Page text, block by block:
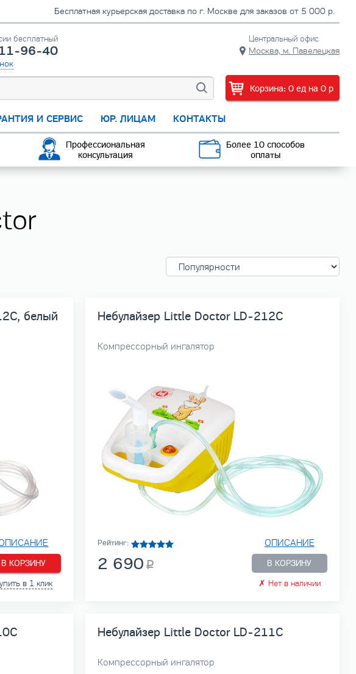
Бесплатная курьерская доставка по г. Москве для заказов от 5 000 р.
Центральный офис
Москва, м. Павелецкая
бесплатный
96-40
Корзина: 0 ед на 0 p
И СЕРВИС ЮР. ЛИЦАМ КОНТАКТЫ
Профессиональная
консультация
Более 10 способов
оплаты
белый
В КОРЗИНУ
в 1 клик
Небулайзер Little Doctor LD-212C
Компрессорный ингалятор
ОПИСАНИЕ
В КОРЗИНУ
✗ Нет в наличии
Рейтинг:
2 690
Небулайзер Little Doctor LD-211C
Компрессорный ингалятор